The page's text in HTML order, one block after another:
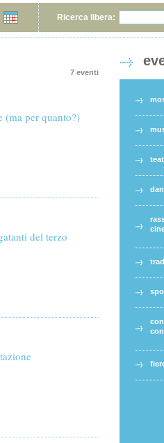
Ricerca libera:
7 eventi
(ma per quanto?)
del terzo